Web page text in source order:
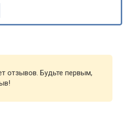
отзывов. Будьте первым,